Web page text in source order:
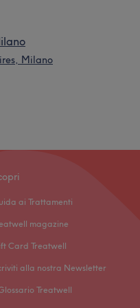
Milano
ai Trattamenti
magazine
Card Treatwell
alla nostra Newsletter
Treatwell